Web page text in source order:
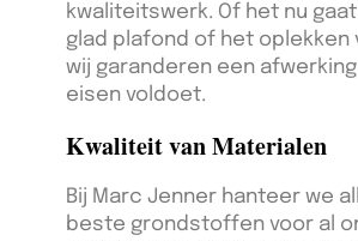
kwaliteitswerk. Of het nu
glad plafond of het oplekken
wij garanderen een
eisen voldoet.
Kwaliteit van Materialen
Bij Marc Jenner hanteer we
beste grondstoffen voor al